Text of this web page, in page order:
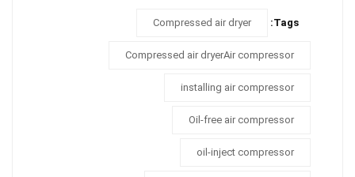
Tags:
Compressed air dryer
Compressed air dryerAir compressor
installing air compressor
Oil-free air compressor
oil-inject compressor